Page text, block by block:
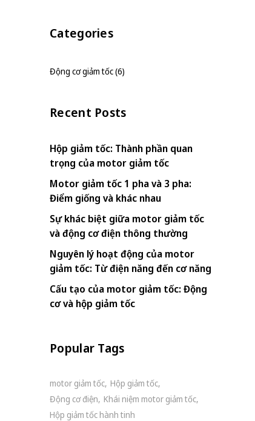
Categories
Động cơ giảm tốc (6)
Recent Posts
Hộp giảm tốc: Thành phần quan
trọng của motor giảm tốc
Motor giảm tốc 1 pha và 3 pha:
Điểm giống và khác nhau
Sự khác biệt giữa motor giảm tốc
và động cơ điện thông thường
Nguyên lý hoạt động của motor
giảm tốc: Từ điện năng đến cơ năng
Cấu tạo của motor giảm tốc: Động
cơ và hộp giảm tốc
Popular Tags
motor giảm tốc Hộp giảm tốc
Động cơ điện Khái niệm motor giảm tốc
Hộp giảm tốc hành tinh